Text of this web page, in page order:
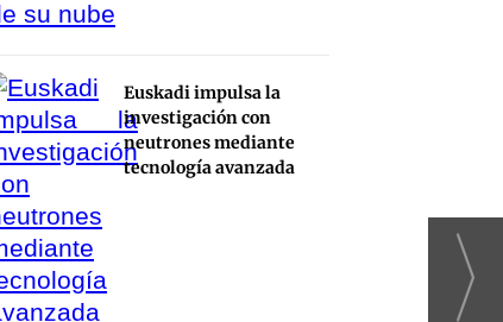
Euskadi impulsa la
investigación con
neutrones mediante
tecnología avanzada